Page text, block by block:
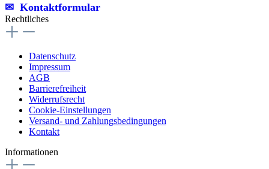
✉︎ Kontaktformular
Rechtliches
Datenschutz
Impressum
AGB
Barrierefreiheit
Widerrufsrecht
Cookie-Einstellungen
Versand- und Zahlungsbedingungen
Kontakt
Informationen